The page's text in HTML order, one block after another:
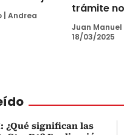
Andrea
trámite
Juan Manuel
18/03/2025
¿Qué significan las